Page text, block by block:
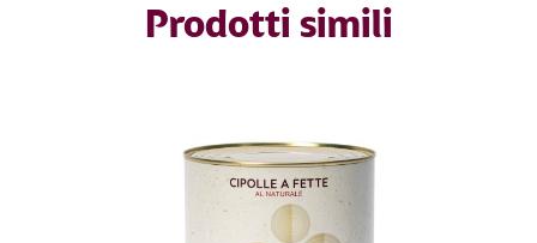
Prodotti simili